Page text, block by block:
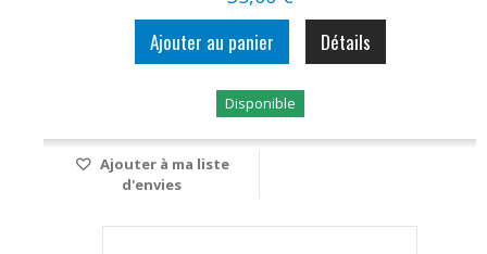
Ajouter au panier Détails
Disponible
Ajouter à ma liste
d'envies